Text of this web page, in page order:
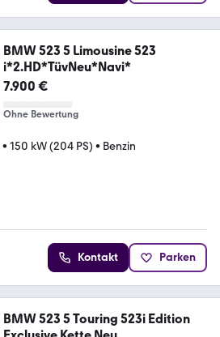
BMW 523 5 Limousine 523
i*2.HD*TüvNeu*Navi*
7.900 €
Ohne Bewertung
• 150 kW (204 PS) • Benzin
Kontakt Parken
BMW 523 5 Touring 523i Edition